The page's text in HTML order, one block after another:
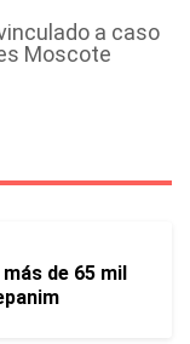
a caso
Moscote
de 65 mil